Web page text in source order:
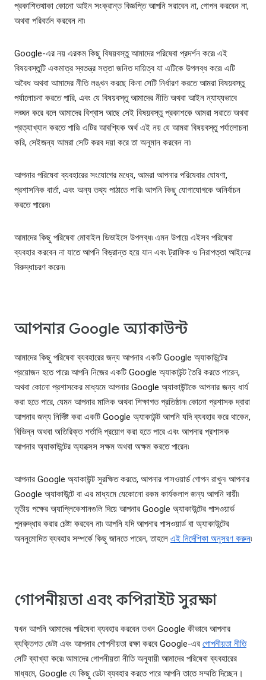
প্রকাশিতথাকা কোনো আইন সংক্রান্ত বিজ্ঞপ্তি আপনি সরাবেন না, গোপন করবেন না,
অথবা পরিবর্তন করবেন না৷
Google-এর নয় এরকম কিছু বিষয়বস্তু আমাদের পরিষেবা প্রদর্শন করে৷ এই
বিষয়বস্তুটি একমাত্র স্বতন্ত্র সত্তা জনিত দায়িত্ব যা এটিকে উপলব্ধ করে৷ এটি
অবৈধ অথবা আমাদের নীতি লঙ্খন করছে কিনা সেটি নির্ধারণ করতে আমরা বিষয়বস্তু
পর্যালোচনা করতে পারি, এবং যে বিষয়বস্তু আমাদের নীতি অথবা আইন ন্যায্যভাবে
লঙ্ঘন করে বলে আমাদের বিশ্বাস আছে সেই বিষয়বস্তু প্রকাশকে আমরা সরাতে অথবা
প্রত্যাখ্যান করতে পারি৷ এটির আবশ্যিক অর্থ এই নয় যে আমরা বিষয়বস্তু পর্যালোচনা
করি, সেইজন্য আমরা সেটি করব দয়া করে তা অনুমান করবেন না৷
আপনার পরিষেবা ব্যবহারের সংযোগের মধ্যে, আমরা আপনার পরিষেবার ঘোষণা,
প্রশাসনিক বার্তা, এবং অন্য তথ্য পাঠাতে পারি৷ আপনি কিছু যোগাযোগকে অনির্বাচন
করতে পারেন৷
আমাদের কিছু পরিষেবা মোবাইল ডিভাইসে উপলব্ধ৷ এমন উপায়ে এইসব পরিষেবা
ব্যবহার করবেন না যাতে আপনি বিভ্রান্ত হয়ে যান এবং ট্রাফিক ও নিরাপত্তা আইনের
বিরুদ্ধাচরণ করেন৷
আপনার Google অ্যাকাউন্ট
আমাদের কিছু পরিষেবা ব্যবহারের জন্য আপনার একটি Google অ্যাকাউন্টের
প্রয়োজন হতে পারে৷ আপনি নিজের একটি Google অ্যাকাউন্ট তৈরি করতে পারেন,
অথবা কোনো প্রশাসকের মাধ্যমে আপনার Google অ্যাকাউন্টকে আপনার জন্য ধার্য
করা হতে পারে, যেমন আপনার মালিক অথবা শিক্ষাগত প্রতিষ্ঠান৷ কোনো প্রশাসক দ্বারা
আপনার জন্য নির্দিষ্ট করা একটি Google অ্যাকাউন্ট আপনি যদি ব্যবহার করে থাকেন,
বিভিন্ন অথবা অতিরিক্ত শর্তাদি প্রয়োগ করা হতে পারে এবং আপনার প্রশাসক
আপনার অ্যাকাউন্টের অ্যাক্সেস সক্ষম অথবা অক্ষম করতে পারেন৷
আপনার Google অ্যাকাউন্ট সুরক্ষিত করতে, আপনার পাসওয়ার্ড গোপন রাখুন৷ আপনার
Google অ্যাকাউন্টে বা এর মাধ্যমে যেকোনো রকম কার্যকলাপ জন্য আপনি দায়ী৷
তৃতীয় পক্ষের অ্যাপ্লিকেশানগুলি দিয়ে আপনার Google অ্যাকাউন্টের পাসওয়ার্ড
পুনরুদ্ধার করার চেষ্টা করবেন না৷ আপনি যদি আপনার পাসওয়ার্ড বা অ্যাকাউন্টের
অননুমোদিত ব্যবহার সম্পর্কে কিছু জানতে পারেন, তাহলে এই নির্দেশিকা অনুসরণ করুন৷
গোপনীয়তা এবং কপিরাইট সুরক্ষা
যখন আপনি আমাদের পরিষেবা ব্যবহার করবেন তখন Google কীভাবে আপনার
ব্যক্তিগত ডেটা এবং আপনার গোপনীয়তা রক্ষা করবে Google-এর গোপনীয়তা নীতি
সেটি ব্যাখ্যা করে৷ আমাদের গোপনীয়তা নীতি অনুযায়ী আমাদের পরিষেবা ব্যবহারের
মাধ্যমে, Google যে কিছু ডেটা ব্যবহার করতে পারে আপনি তাতে সম্মতি দিচ্ছেন।